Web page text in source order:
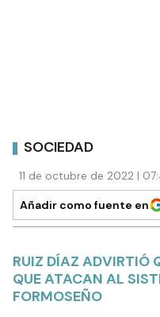
SOCIEDAD
11 de octubre de 2022 |
Añadir como fuente en
RUIZ DÍAZ ADVIRTIÓ
QUE ATACAN AL
FORMOSEÑO